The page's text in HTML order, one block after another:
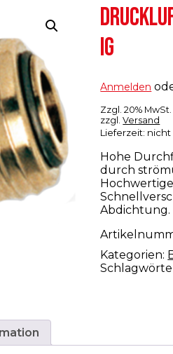
IG
Anmelden
Zzgl. 20% MwSt.
zzgl.Versand
Lieferzeit:
Hohe
durch
Abdichtung.
Kategorien: